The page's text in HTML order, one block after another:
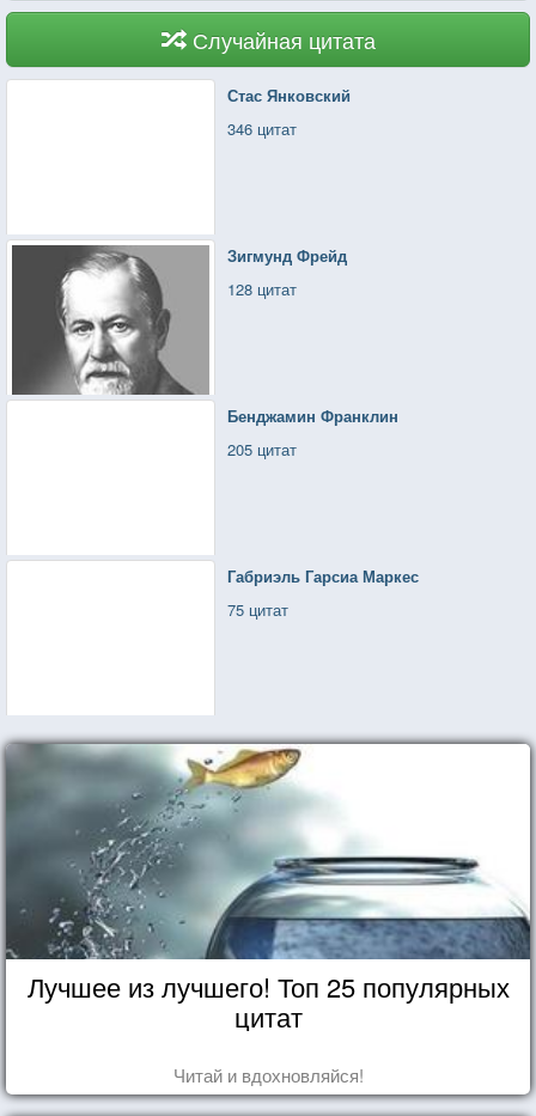
Случайная цитата
Стас Янковский
346 цитат
Зигмунд Фрейд
128 цитат
Бенджамин Франклин
205 цитат
Габриэль Гарсиа Маркес
75 цитат
Лучшее из лучшего! Топ 25 популярных
цитат
Читай и вдохновляйся!